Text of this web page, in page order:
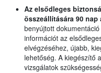
Az elsődleges
összeállítására 90 nap
benyújtott
információt az
elvégzéséhez, újabb,
lehetőség. A kiegészítő
vizsgálatok